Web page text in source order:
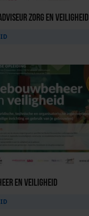
zorg en veiligheid
en veiligheid